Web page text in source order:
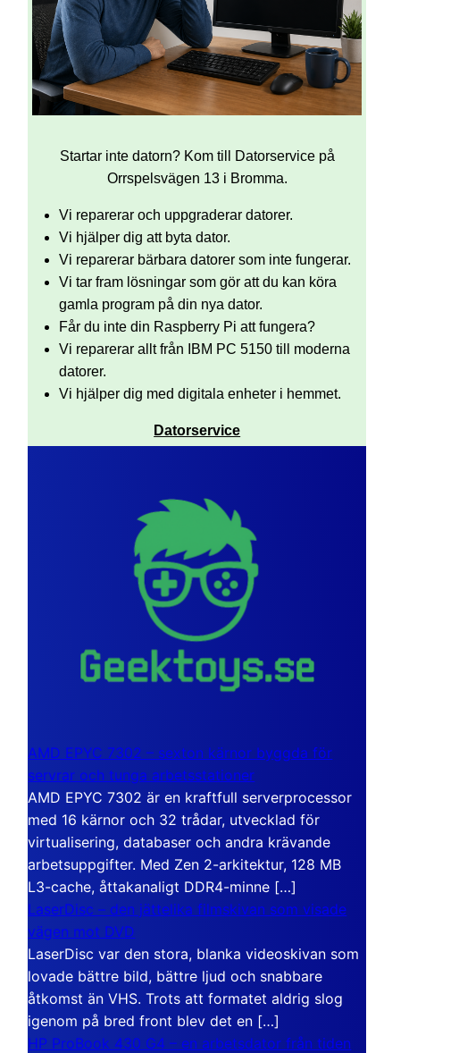
Startar inte datorn? Kom till Datorservice på
Orrspelsvägen 13 i Bromma.
Vi reparerar och uppgraderar datorer.
Vi hjälper dig att byta dator.
Vi reparerar bärbara datorer som inte fungerar.
Vi tar fram lösningar som gör att du kan köra
gamla program på din nya dator.
Får du inte din Raspberry Pi att fungera?
Vi reparerar allt från IBM PC 5150 till moderna
datorer.
Vi hjälper dig med digitala enheter i hemmet.
Datorservice
AMD EPYC 7302 – sexton kärnor byggda för
servrar och tunga arbetsstationer
AMD EPYC 7302 är en kraftfull serverprocessor
med 16 kärnor och 32 trådar, utvecklad för
virtualisering, databaser och andra krävande
arbetsuppgifter. Med Zen 2-arkitektur, 128 MB
L3-cache, åttakanaligt DDR4-minne […]
LaserDisc – den jättelika filmskivan som visade
vägen mot DVD
LaserDisc var den stora, blanka videoskivan som
lovade bättre bild, bättre ljud och snabbare
åtkomst än VHS. Trots att formatet aldrig slog
igenom på bred front blev det en […]
HP ProBook 430 G4 – en arbetsdator från tiden